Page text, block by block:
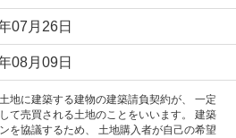
07月26日
08月09日
地に建築する建物の建築請負契約が、 一定
て売買される土地のことをいいます。 建築
を協議するため、 土地購入者が自己の希望